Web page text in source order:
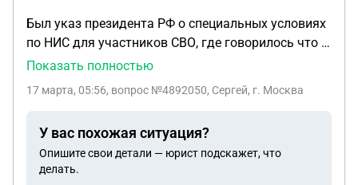
Был указ президента РФ о специальных условиях
по НИС для участников СВО, где говорилось что в
реестр вносят сразу после подписания контракта,
выслуги 3 лет, данный закон действовал с 2022
это за закон и его номер? Я являюсь
военнослужащим по контракту с 2023 года, на
мой рапорт написанный на имя командира части,
Показать полностью
17 марта, 05:56, вопрос №4892050, Сергей, г. Москва
У вас похожая ситуация?
Опишите свои детали — юрист подскажет, что
делать.